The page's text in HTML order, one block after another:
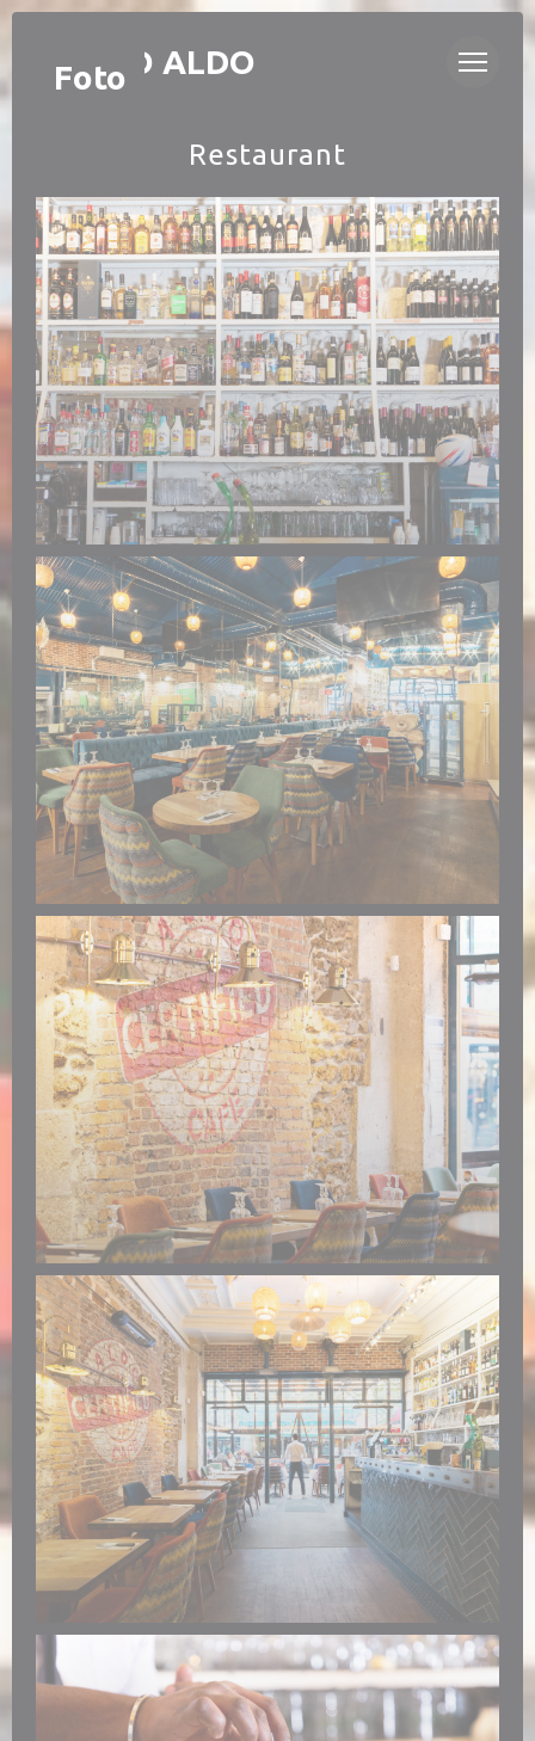
Personalizzazione delle tue scelte sui cookie
BISTRO ALDO
Foto
Restaurant